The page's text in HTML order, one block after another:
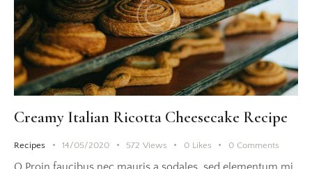
Creamy Italian Ricotta Cheesecake Recipe
Recipes 14/05/2020 572 Views 0 Likes 0 Comments